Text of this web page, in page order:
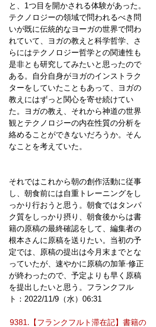
と、1つ目を開かされる体験があった。
テクノロジーの領域で問われるべき問
いが既に伝統的なヨーガの世界で問わ
れていて、ヨガの教えと科学哲学、さ
らにはテクノロジー哲学との関連性も
是非とも研究してみたいと思ったので
ある。自分自身がヨガのインストラク
ターをしていたこともあって、ヨガの
教えにはずっと関心を寄せ続けてい
た。ヨガの教え、それから神道の世界
観とテクノロジーの内在性質の分析を
絡めることができないだろうか。そん
なことを考えていた。
それではこれから朝の創作活動に従事
し、朝食前には自重トレーニングをし
っかり行おうと思う。朝食ではタンパ
ク質をしっかり摂り、朝食後からは書
籍の原稿の最終確認をして、編集者の
根本さんに原稿を送りたい。当初の予
定では、原稿の提出は今月末までとな
っていたが、速やかに原稿の加筆·修正
が終わったので、予定よりも早く原稿
を提出したいと思う。フランクフル
ト：2022/11/9（水）06:31
9381.【フランクフルト滞在記】書籍の